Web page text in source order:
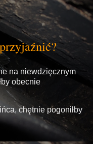
na niewdzięcznym
obecnie
chętnie pogoniłby